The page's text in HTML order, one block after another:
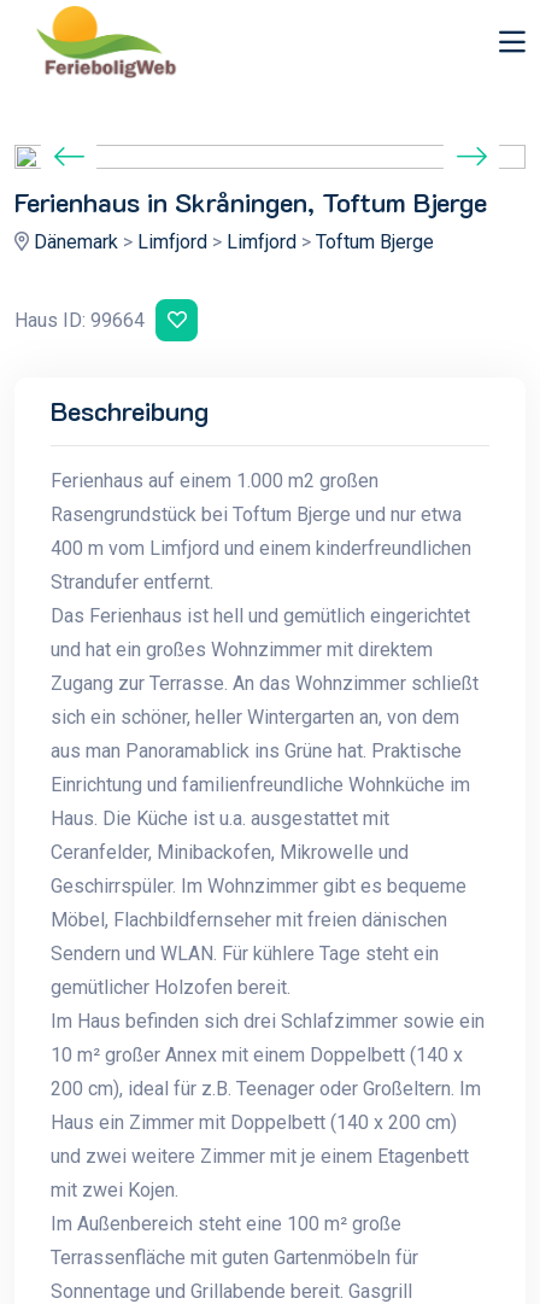
Ferienhaus in Skråningen, Toftum Bjerge
Dänemark > Limfjord > Limfjord > Toftum Bjerge
Haus ID: 99664
Beschreibung
Ferienhaus auf einem 1.000 m2 großen
Rasengrundstück bei Toftum Bjerge und nur etwa
400 m vom Limfjord und einem kinderfreundlichen
Strandufer entfernt.
Das Ferienhaus ist hell und gemütlich eingerichtet
und hat ein großes Wohnzimmer mit direktem
Zugang zur Terrasse. An das Wohnzimmer schließt
sich ein schöner, heller Wintergarten an, von dem
aus man Panoramablick ins Grüne hat. Praktische
Einrichtung und familienfreundliche Wohnküche im
Haus. Die Küche ist u.a. ausgestattet mit
Ceranfelder, Minibackofen, Mikrowelle und
Geschirrspüler. Im Wohnzimmer gibt es bequeme
Möbel, Flachbildfernseher mit freien dänischen
Sendern und WLAN. Für kühlere Tage steht ein
gemütlicher Holzofen bereit.
Im Haus befinden sich drei Schlafzimmer sowie ein
10 m² großer Annex mit einem Doppelbett (140 x
200 cm), ideal für z.B. Teenager oder Großeltern. Im
Haus ein Zimmer mit Doppelbett (140 x 200 cm)
und zwei weitere Zimmer mit je einem Etagenbett
mit zwei Kojen.
Im Außenbereich steht eine 100 m² große
Terrassenfläche mit guten Gartenmöbeln für
Sonnentage und Grillabende bereit. Gasgrill